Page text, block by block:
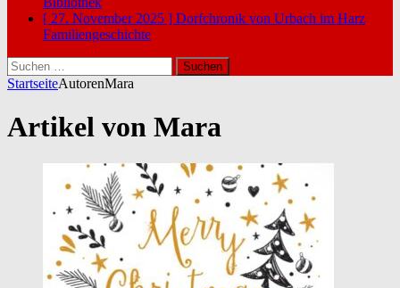
[ 27. November 2025 ] Dorfchronik von Urbach im Harz
Familiengeschichte
Suchen
nach:
StartseiteAutorenMara
Artikel von Mara